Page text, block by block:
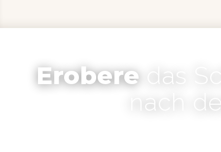
Eroberedas
nach